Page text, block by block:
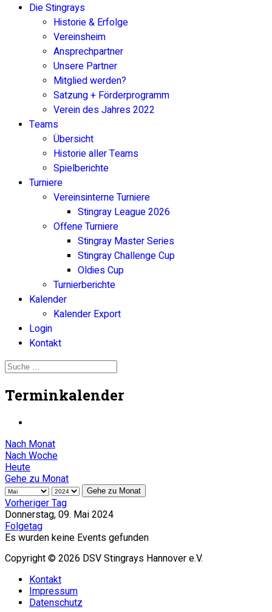
Die Stingrays
Historie & Erfolge
Vereinsheim
Ansprechpartner
Unsere Partner
Mitglied werden?
Satzung + Förderprogramm
Verein des Jahres 2022
Teams
Übersicht
Historie aller Teams
Spielberichte
Turniere
Vereinsinterne Turniere
Stingray League 2026
Offene Turniere
Stingray Master Series
Stingray Challenge Cup
Oldies Cup
Turnierberichte
Kalender
Kalender Export
Login
Kontakt
Terminkalender
Nach Monat
Nach Woche
Heute
Gehe zu Monat
Gehe zu Monat
Vorheriger Tag
Donnerstag, 09. Mai 2024
Folgetag
Es wurden keine Events gefunden
Copyright © 2026 DSV Stingrays Hannover e.V.
Kontakt
Impressum
Datenschutz